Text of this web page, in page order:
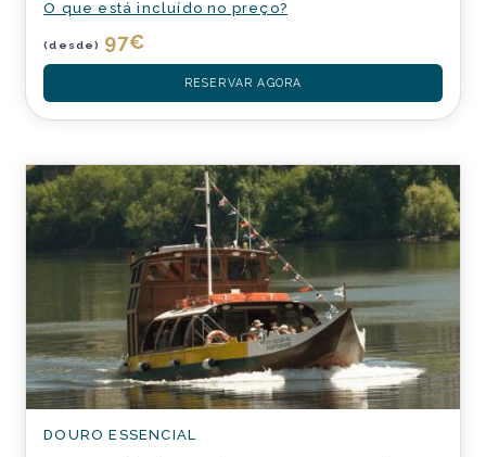
O que está incluído no preço?
(desde) 97€
RESERVAR AGORA
DOURO ESSENCIAL